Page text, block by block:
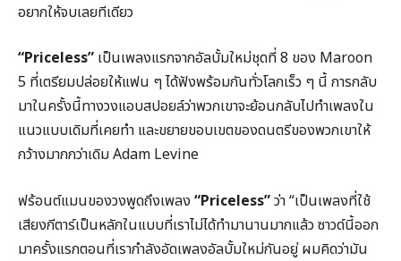
อยากให้จบเลยทีเดียว
“Priceless” เป็นเพลงแรกจากอัลบั้มใหม่ชุดที่ 8 ของ Maroon
5 ที่เตรียมปล่อยให้แฟน ๆ ได้ฟังพร้อมกันทั่วโลกเร็ว ๆ นี้ การกลับ
มาในครั้งนี้ทางวงแอบสปอยล์ว่าพวกเขาจะย้อนกลับไปทำเพลงใน
แนวแบบเดิมที่เคยทำ และขยายขอบเขตของดนตรีของพวกเขาให้
กว้างมากกว่าเดิม Adam Levine
ฟร้อนต์แมนของวงพูดถึงเพลง “Priceless”ว่า “เป็นเพลงที่ใช้
เสียงกีตาร์เป็นหลักในแบบที่เราไม่ได้ทำมานานมากแล้ว ซาวด์นี้ออก
มาครั้งแรกตอนที่เรากำลังอัดเพลงอัลบั้มใหม่กันอยู่ ผมคิดว่ามัน